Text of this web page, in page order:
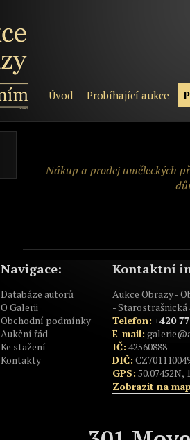
Úvod Probíhající aukce
Nákup a prodej uměleckých
Navigace:
Databáze autorů
O Galerii
Obchodní podmínky
Aukční řád
Ke stažení
Kontakty
Kontaktní
Aukce Obrazy -
- Starostrašnická
Telefon: +420
E-mail:
IČ: 42560888
DIČ:
GPS: 50.07452N,
Zobrazit na